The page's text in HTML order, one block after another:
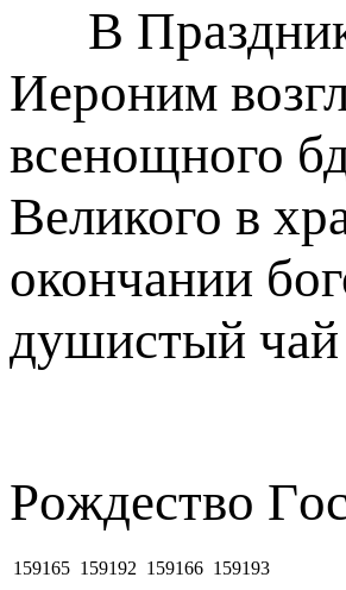
В Праздник
Иероним
всенощного
Великого в
окончании
душистый
Рoждecтвo
159165 159192 159166 159193